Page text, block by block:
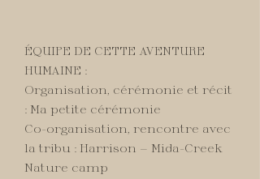
ÉQUIPE DE CETTE AVENTURE
HUMAINE :
Organisation, cérémonie et récit
: Ma petite cérémonie
Co-organisation, rencontre avec
la tribu : Harrison — Mida-Creek
Nature camp